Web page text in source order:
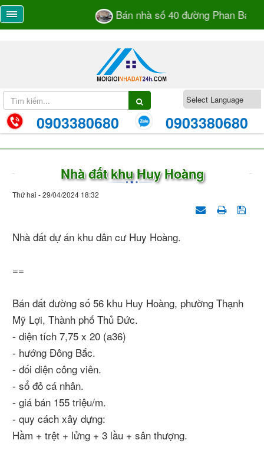
Bán nhà số 40 đường Phan Bá
0903380680 0903380680
Nhà đất khu Huy Hoàng
Thứ hai - 29/04/2024 18:32
Nhà đất dự án khu dân cư Huy Hoàng.
==
Bán đất đường số 56 khu Huy Hoàng, phường Thạnh
Mỹ Lợi, Thành phố Thủ Đức.
- diện tích 7,75 x 20 (a36)
- hướng Đông Bắc.
- đối diện công viên.
- sổ đỏ cá nhân.
- giá bán 155 triệu/m.
- quy cách xây dựng:
Hầm + trệt + lửng + 3 lầu + sân thượng.